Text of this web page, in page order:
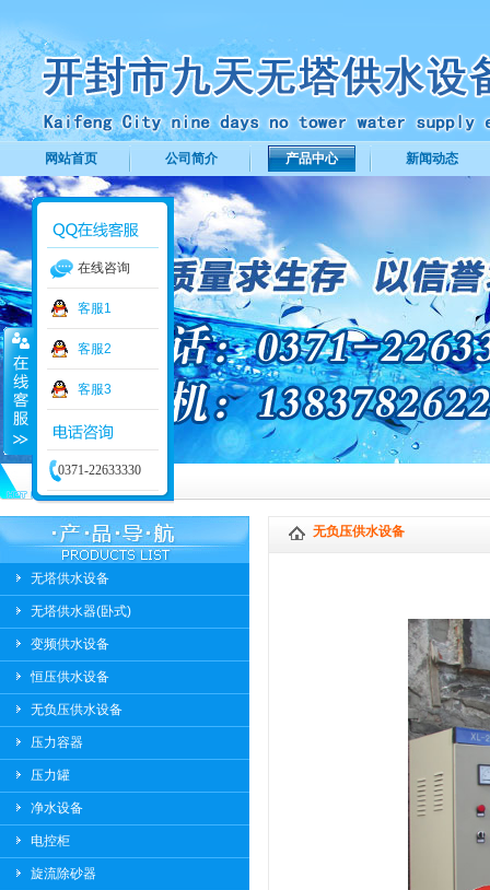
网站首页 公司简介 产品中心 新闻动态
无塔供水设备
无塔供水器(卧式)
变频供水设备
恒压供水设备
无负压供水设备
压力容器
压力罐
净水设备
电控柜
旋流除砂器
无负压供水设备
在线咨询
客服1
客服2
客服3
0371-22633330